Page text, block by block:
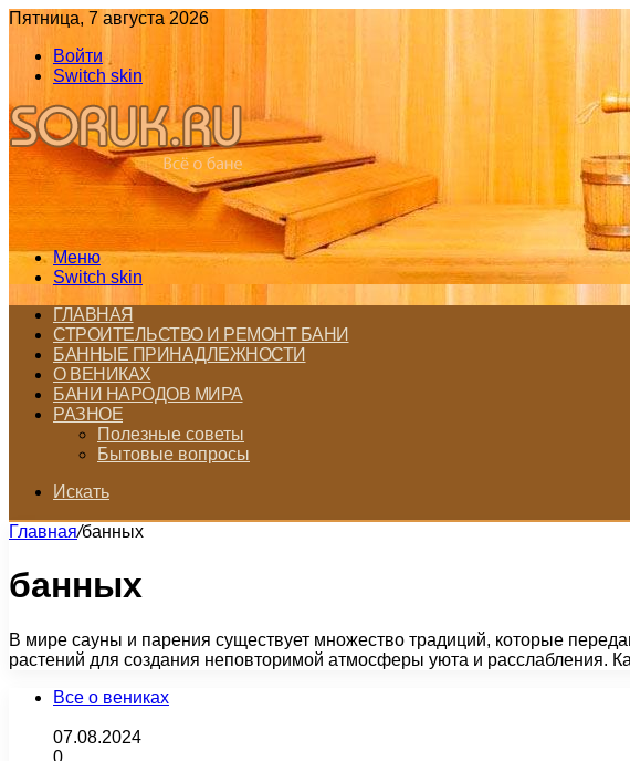
Пятница, 7 августа 2026
Войти
Switch skin
Меню
Switch skin
ГЛАВНАЯ
СТРОИТЕЛЬСТВО И РЕМОНТ БАНИ
БАННЫЕ ПРИНАДЛЕЖНОСТИ
О ВЕНИКАХ
БАНИ НАРОДОВ МИРА
РАЗНОЕ
Полезные советы
Бытовые вопросы
Искать
Главная/банных
банных
В мире сауны и парения существует множество традиций, которые
растений для создания неповторимой атмосферы уюта и расслабления.
Все о вениках
07.08.2024
0